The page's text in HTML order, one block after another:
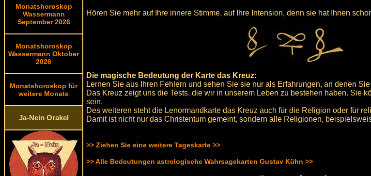
Monatshoroskop
Wassermann
September 2026
Monatshoroskop
Wassermann Oktober
2026
Monatshoroskop für
weitere Monate
Ja-Nein Orakel
Hören Sie mehr auf Ihre innere Stimme, auf Ihre Intension, denn sie hat Ihnen
Die magische Bedeutung der Karte das Kreuz:
Lernen Sie aus Ihren Fehlern und sehen Sie sie nur als Erfahrungen, an denen
Das Kreuz zeigt uns die Tests, die wir in unserem Leben zu bestehen haben. Sie
sein.
Des weiteren steht die Lenormandkarte das Kreuz auch für die Religion oder für
Damit ist nicht nur das Christentum gemeint, sondern alle Religionen,
>> Ziehen Sie eine weitere Tageskarte >>
>> Alle Bedeutungen astrologische Wahrsagekarten Gustav Kühn >>